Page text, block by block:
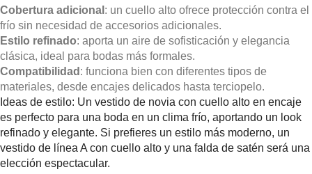
Cobertura adicional : un cuello alto ofrece protección contra el
frío sin necesidad de accesorios adicionales.
Estilo refinado: aporta un aire de sofisticación y elegancia
clásica, ideal para bodas más formales.
Compatibilidad : funciona bien con diferentes tipos de
materiales, desde encajes delicados hasta terciopelo.
Ideas de estilo: Un vestido de novia con cuello alto en encaje
es perfecto para una boda en un clima frío, aportando un look
refinado y elegante. Si prefieres un estilo más moderno, un
vestido de línea A con cuello alto y una falda de satén será una
elección espectacular.